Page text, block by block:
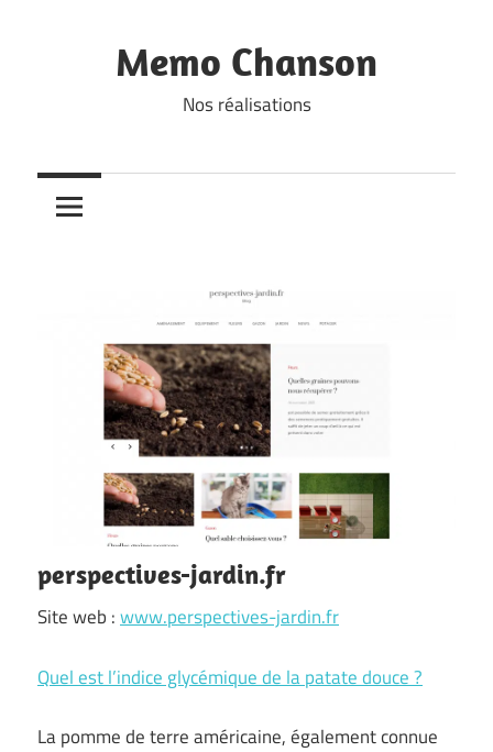
Memo Chanson
Nos réalisations
perspectives-jardin.fr
Site web :www.perspectives-jardin.fr
Quel est l’indice glycémique de la patate douce ?
La pomme de terre américaine, également connue